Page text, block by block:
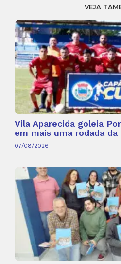
VEJA
Vila Aparecida goleia
em mais uma rodada da
07/08/2026